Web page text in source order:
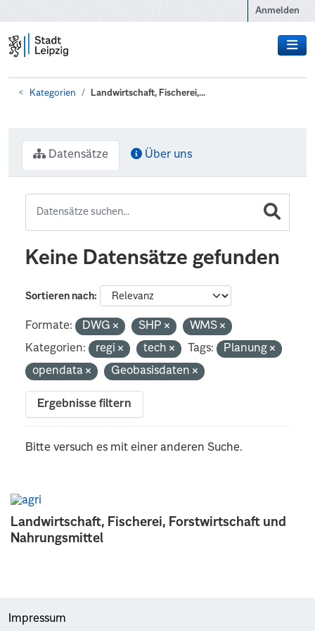
Anmelden
Kategorien Landwirtschaft, Fischerei,...
Landwirtschaft, Fischerei, Forstwirtschaft und
Nahrungsmittel
Datensätze Über uns
Keine Datensätze gefunden
Sortieren nach
Formate: DWG SHP
WMS
Kategorien:
regi tech Tags:
Planung
opendata
Geobasisdaten
Ergebnisse filtern
Bitte versuch es mit einer anderen Suche.
Impressum